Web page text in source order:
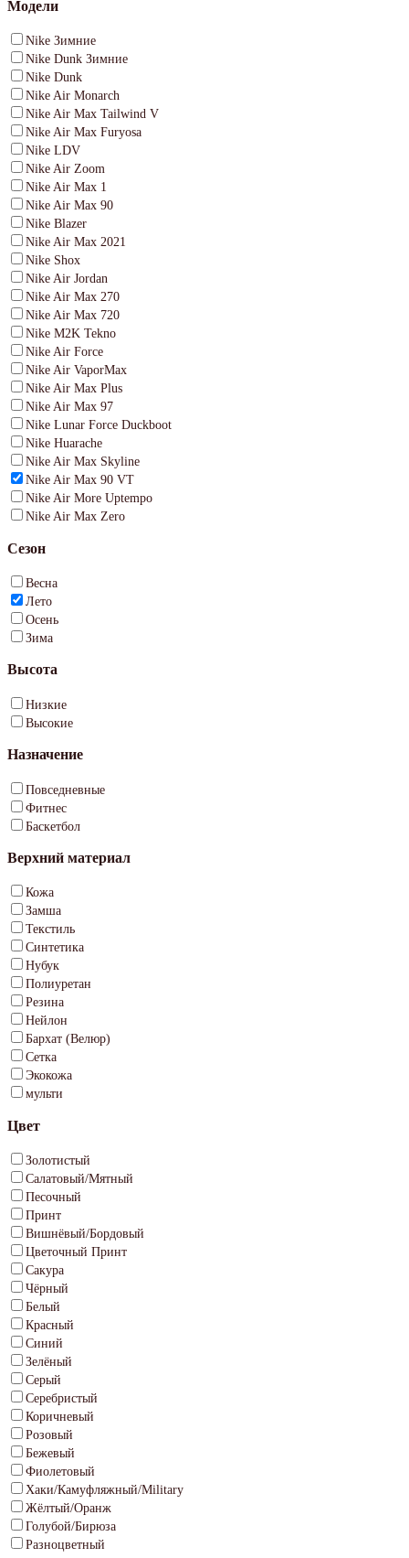
Модели
Nike Зимние
Nike Dunk Зимние
Nike Dunk
Nike Air Monarch
Nike Air Max Tailwind V
Nike Air Max Furyosa
Nike LDV
Nike Air Zoom
Nike Air Max 1
Nike Air Max 90
Nike Blazer
Nike Air Max 2021
Nike Shox
Nike Air Jordan
Nike Air Max 270
Nike Air Max 720
Nike M2K Tekno
Nike Air Force
Nike Air VaporMax
Nike Air Max Plus
Nike Air Max 97
Nike Lunar Force Duckboot
Nike Huarache
Nike Air Max Skyline
Nike Air Max 90 VT
Nike Air More Uptempo
Nike Air Max Zero
Сезон
Весна
Лето
Осень
Зима
Высота
Низкие
Высокие
Назначение
Повседневные
Фитнес
Баскетбол
Верхний материал
Кожа
Замша
Текстиль
Синтетика
Нубук
Полиуретан
Резина
Нейлон
Бархат (Велюр)
Сетка
Экокожа
мульти
Цвет
Золотистый
Салатовый/Мятный
Песочный
Принт
Вишнёвый/Бордовый
Цветочный Принт
Сакура
Чёрный
Белый
Красный
Синий
Зелёный
Серый
Серебристый
Коричневый
Розовый
Бежевый
Фиолетовый
Хаки/Камуфляжный/Military
Жёлтый/Оранж
Голубой/Бирюза
Разноцветный